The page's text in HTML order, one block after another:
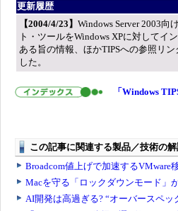
更新履歴
【2004/4/23】 Windows Server 2003向
ト・ツールをWindows XPに対してイ
ある旨の情報、ほかTIPSへの参照リン
した。
「Windows